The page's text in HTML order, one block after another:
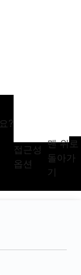
?
접근성
옵션
맨 위로
돌아가
기